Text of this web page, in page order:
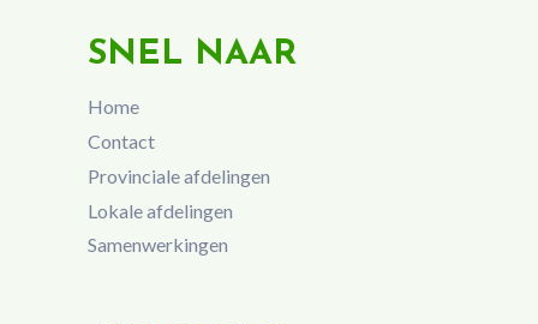
SNEL NAAR
Home
Contact
Provinciale afdelingen
Lokale afdelingen
Samenwerkingen